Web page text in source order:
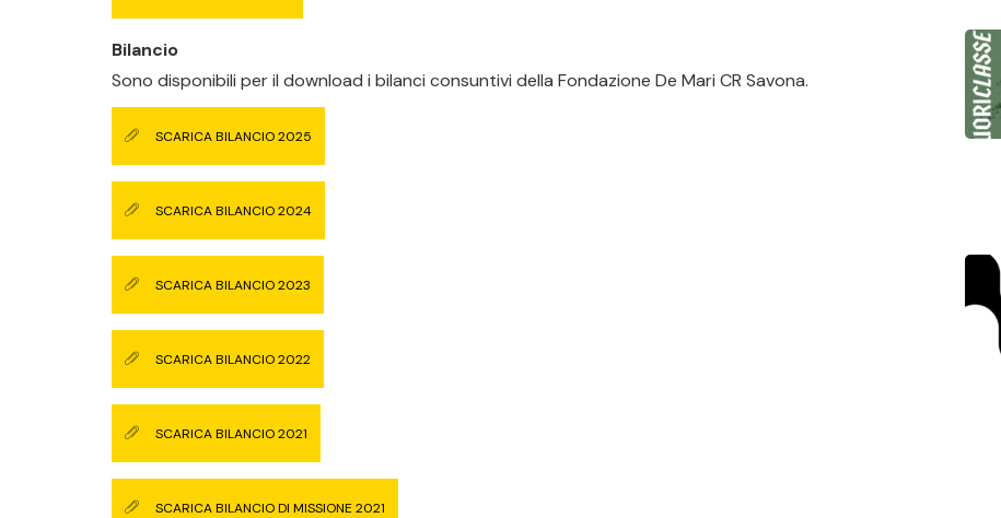
Bilancio
Sono disponibili per il download i bilanci consuntivi della Fondazione De Mari CR Savona.
SCARICA BILANCIO 2025
SCARICA BILANCIO 2024
SCARICA BILANCIO 2023
SCARICA BILANCIO 2022
SCARICA BILANCIO 2021
SCARICA BILANCIO DI MISSIONE 2021